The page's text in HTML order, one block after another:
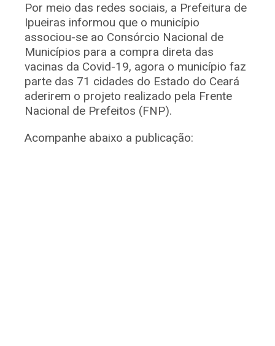
Por meio das redes sociais, a Prefeitura de
Ipueiras informou que o município
associou-se ao Consórcio Nacional de
Municípios para a compra direta das
vacinas da Covid-19, agora o município faz
parte das 71 cidades do Estado do Ceará
aderirem o projeto realizado pela Frente
Nacional de Prefeitos (FNP).
Acompanhe abaixo a publicação: